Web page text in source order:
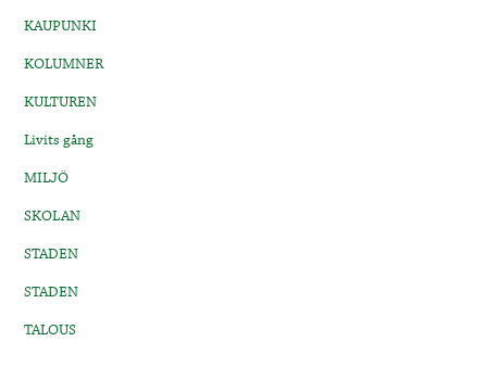
KAUPUNKI
KOLUMNER
KULTUREN
Livits gång
MILJÖ
SKOLAN
STADEN
STADEN
TALOUS